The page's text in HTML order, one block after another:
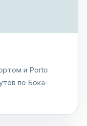
и Porto
по Бока-